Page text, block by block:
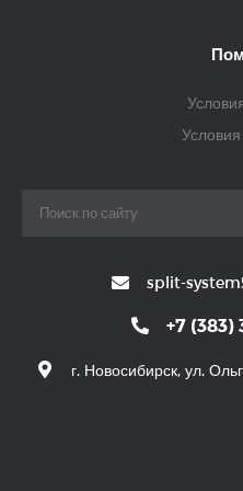
Условия
split-
+7 (383)
г. Новосибирск, ул.